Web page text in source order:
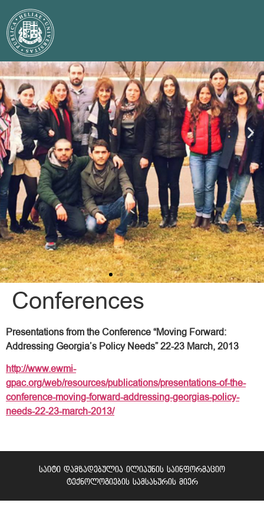
Conferences
Presentations from the Conference “Moving Forward:
Addressing Georgia’s Policy Needs” 22-23 March, 2013
http://www.ewmi-
gpac.org/web/resources/publications/presentations-of-the-
conference-moving-forward-addressing-georgias-policy-
needs-22-23-march-2013/
საიტი დამზადებულია ილიაუნის საინფორმაციო
ტექნოლოგიების სამსახურის მიერ